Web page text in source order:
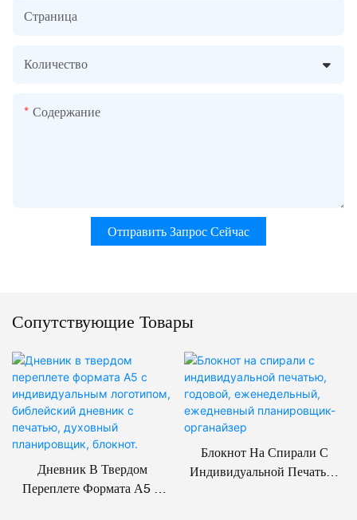
Страница
Количество
Содержание
Отправить Запрос Сейчас
Сопутствующие Товары
Дневник В Твердом
Переплете Формата А5 С
Блокнот На Спирали С
Индивидуальной Печатью,